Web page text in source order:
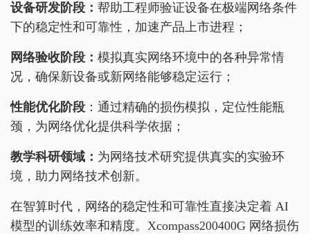
设备研发阶段： 帮助工程师验证设备在极端网络条件
下的稳定性和可靠性，加速产品上市进程；
网络验收阶段： 模拟真实网络环境中的各种异常情
况，确保新设备或新网络能够稳定运行；
性能优化阶段 ：通过精确的损伤模拟，定位性能瓶
颈，为网络优化提供科学依据；
教学科研领域： 为网络技术研究提供真实的实验环
境，助力网络技术创新。
在智算时代，网络的稳定性和可靠性直接决定着 AI
模型的训练效率和精度。Xcompass200400G 网络损伤